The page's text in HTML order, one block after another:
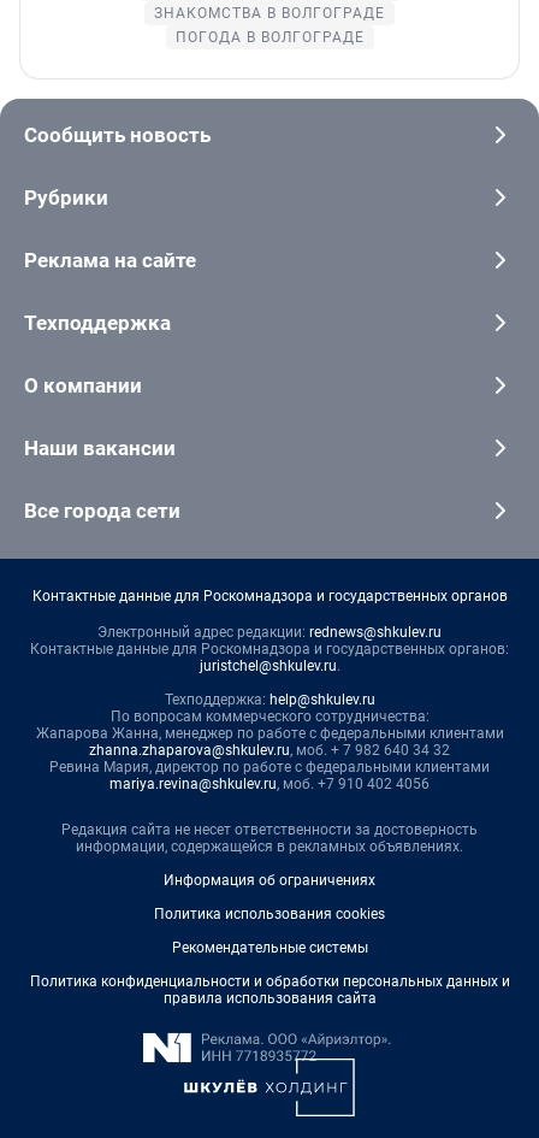
ЗНАКОМСТВА В ВОЛГОГРАДЕ
ПОГОДА В ВОЛГОГРАДЕ
Сообщить новость
Рубрики
Реклама на сайте
Техподдержка
О компании
Наши вакансии
Все города сети
Контактные данные для Роскомнадзора и государственных органов
Электронный адрес редакции: rednews@shkulev.ru
Контактные данные для Роскомнадзора и государственных органов:
juristchel@shkulev.ru.
Техподдержка: help@shkulev.ru
По вопросам коммерческого сотрудничества:
Жапарова Жанна, менеджер по работе с федеральными клиентами
zhanna.zhaparova@shkulev.ru, моб. + 7 982 640 34 32
Ревина Мария, директор по работе с федеральными клиентами
mariya.revina@shkulev.ru, моб. +7 910 402 4056
Редакция сайта не несет ответственности за достоверность
информации, содержащейся в рекламных объявлениях.
Информация об ограничениях
Политика использования cookies
Рекомендательные системы
Политика конфиденциальности и обработки персональных данных и
правила использования сайта